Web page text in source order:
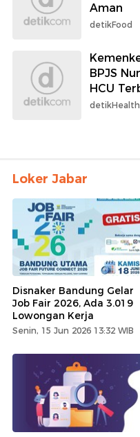
Aman
detikFood
BPJS
HCU
detikHealth
Loker Jabar
Disnaker Bandung Gelar
Job Fair 2026, Ada 3.019
Lowongan Kerja
Senin, 15 Jun 2026 13:32 WIB